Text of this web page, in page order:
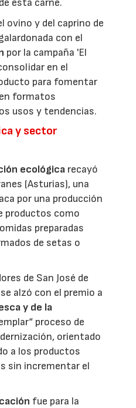
esta carne.
ovino y del caprino de
con el
por la campaña 'El
en el
para fomentar
formatos
usos y tendencias.
y sector
ecológica recayó
(Asturias), una
por una producción
productos como
preparadas
de setas o
de San José de
alzó con el premio a
y de la
proceso de
orientado
a los productos
sin incrementar el
fue para la